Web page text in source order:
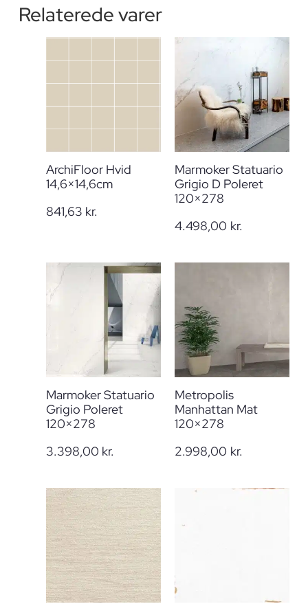
Relaterede varer
ArchiFloor Hvid
14,6×14,6cm
841,63 kr.
Marmoker Statuario
Grigio D Poleret
120×278
4.498,00 kr.
Marmoker Statuario
Grigio Poleret
120×278
3.398,00 kr.
Metropolis
Manhattan Mat
120×278
2.998,00 kr.